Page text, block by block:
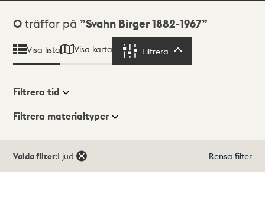
Sökresultat
0 träffar på Svahn Birger 1882-1967
Visa lista Visa karta Filtrera
Visningsläge
Filtrera tid
Filtrera materialtyper
träffar
Valda filter:Ljud Rensa filter